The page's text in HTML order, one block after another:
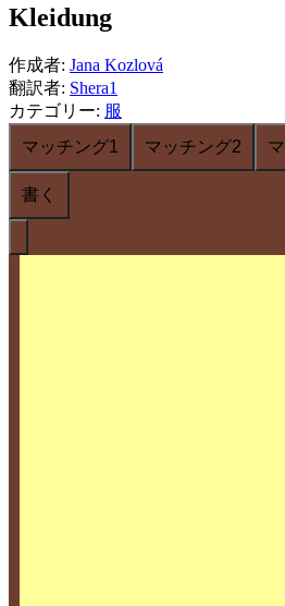
Kleidung
作成者: Jana Kozlová
翻訳者: Shera1
カテゴリー: 服
マッチング1
マッチング2
書く